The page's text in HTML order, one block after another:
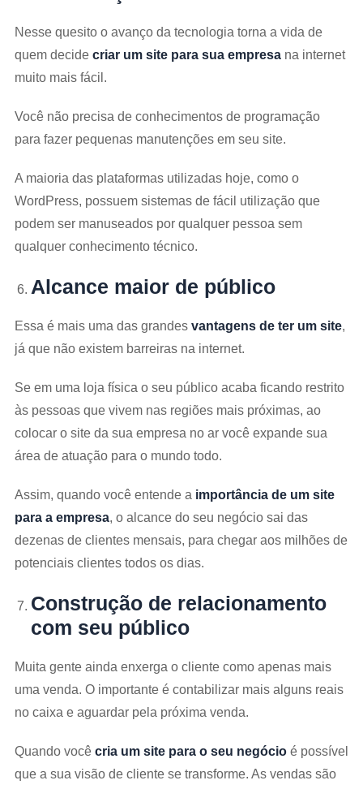
Nesse quesito o avanço da tecnologia torna a vida de
quem decide criar um site para sua empresa na internet
muito mais fácil.
Você não precisa de conhecimentos de programação
para fazer pequenas manutenções em seu site.
A maioria das plataformas utilizadas hoje, como o
WordPress, possuem sistemas de fácil utilização que
podem ser manuseados por qualquer pessoa sem
qualquer conhecimento técnico.
Alcance maior de público
Essa é mais uma das grandes vantagens de ter um site,
já que não existem barreiras na internet.
Se em uma loja física o seu público acaba ficando restrito
às pessoas que vivem nas regiões mais próximas, ao
colocar o site da sua empresa no ar você expande sua
área de atuação para o mundo todo.
Assim, quando você entende a importância de um site
para a empresa, o alcance do seu negócio sai das
dezenas de clientes mensais, para chegar aos milhões de
potenciais clientes todos os dias.
Construção de relacionamento
com seu público
Muita gente ainda enxerga o cliente como apenas mais
uma venda. O importante é contabilizar mais alguns reais
no caixa e aguardar pela próxima venda.
Quando você cria um site para o seu negócio é possível
que a sua visão de cliente se transforme. As vendas são